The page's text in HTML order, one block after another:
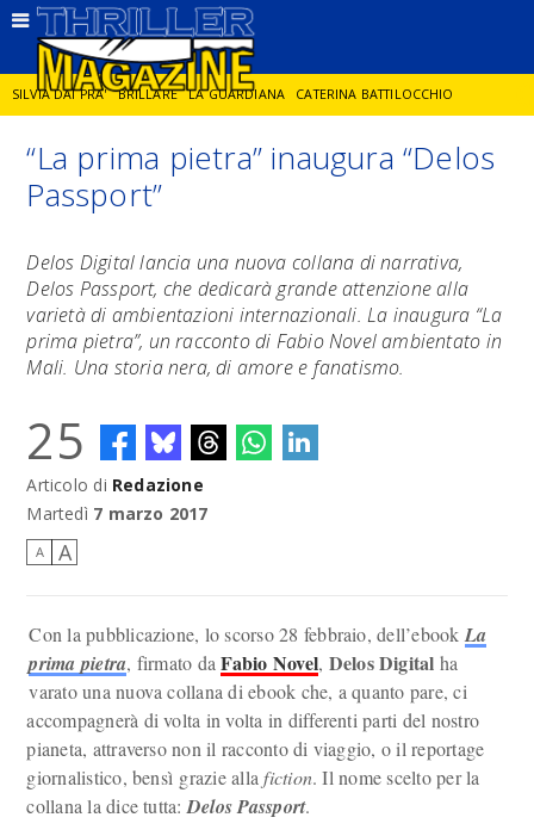
SILVIA DAI PRA' BRILLARE LA GUARDIANA CATERINA BATTILOCCHIO
JORGE DIAZ LA SPIA DELITTO IN CORNICE GIANCARLO DE CATALDO
“La prima pietra” inaugura “Delos
Passport”
Delos Digital lancia una nuova collana di narrativa,
Delos Passport, che dedicarà grande attenzione alla
varietà di ambientazioni internazionali.La inaugura “La
prima pietra”, un racconto di Fabio Novel ambientato in
Mali. Una storia nera, di amore e fanatismo.
25
Articolo di Redazione
Martedì 7 marzo 2017
A A
Con la pubblicazione, lo scorso 28 febbraio, dell’ebook La
prima pietra, firmato daFabio Novel, Delos Digital ha
varato una nuova collana di ebook che, a quanto pare, ci
accompagnerà di volta in volta in differenti parti del nostro
pianeta, attraverso non il racconto di viaggio, o il reportage
giornalistico, bensì grazie allafiction. Il nome scelto per la
collana la dice tutta: Delos Passport.